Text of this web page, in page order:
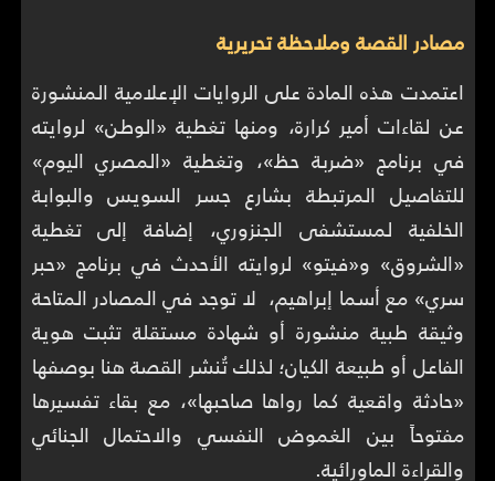
مصادر القصة وملاحظة تحريرية
اعتمدت هذه المادة على الروايات الإعلامية المنشورة
عن لقاءات أمير كرارة، ومنها تغطية «الوطن» لروايته
في برنامج «ضربة حظ»، وتغطية «المصري اليوم»
للتفاصيل المرتبطة بشارع جسر السويس والبوابة
الخلفية لمستشفى الجنزوري، إضافة إلى تغطية
«الشروق» و«فيتو» لروايته الأحدث في برنامج «حبر
سري» مع أسما إبراهيم، لا توجد في المصادر المتاحة
وثيقة طبية منشورة أو شهادة مستقلة تثبت هوية
الفاعل أو طبيعة الكيان؛ لذلك تُنشر القصة هنا بوصفها
«حادثة واقعية كما رواها صاحبها»، مع بقاء تفسيرها
مفتوحاً بين الغموض النفسي والاحتمال الجنائي
والقراءة الماورائية.